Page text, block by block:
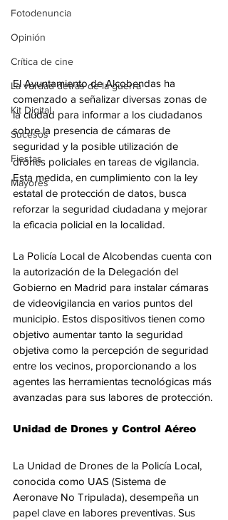
Fotodenuncia
Opinión
Crítica de cine
La verdad detrás de la guerra
Kit Digital
Sucesos
Fiestas
Mayores
El Ayuntamiento de Alcobendas ha
comenzado a señalizar diversas zonas de
la ciudad para informar a los ciudadanos
sobre la presencia de cámaras de
seguridad y la posible utilización de
drones policiales en tareas de vigilancia.
Esta medida, en cumplimiento con la ley
estatal de protección de datos, busca
reforzar la seguridad ciudadana y mejorar
la eficacia policial en la localidad.
La Policía Local de Alcobendas cuenta con
la autorización de la Delegación del
Gobierno en Madrid para instalar cámaras
de videovigilancia en varios puntos del
municipio. Estos dispositivos tienen como
objetivo aumentar tanto la seguridad
objetiva como la percepción de seguridad
entre los vecinos, proporcionando a los
agentes las herramientas tecnológicas más
avanzadas para sus labores de protección.
Unidad de Drones y Control Aéreo
La Unidad de Drones de la Policía Local,
conocida como UAS (Sistema de
Aeronave No Tripulada), desempeña un
papel clave en labores preventivas. Sus